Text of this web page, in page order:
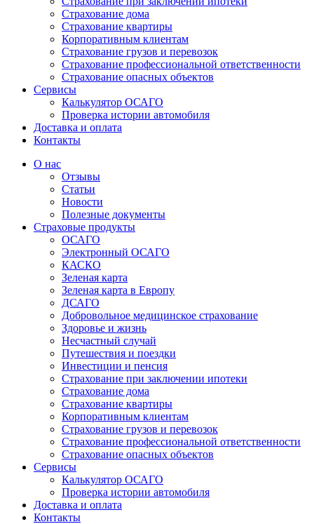
Страхование дома
Страхование квартиры
Корпоративным клиентам
Страхование грузов и перевозок
Страхование профессиональной ответственности
Страхование опасных объектов
Сервисы
Калькулятор ОСАГО
Проверка истории автомобиля
Доставка и оплата
Контакты
О нас
Отзывы
Статьи
Новости
Полезные документы
Страховые продукты
ОСАГО
Электронный ОСАГО
КАСКО
Зеленая карта
Зеленая карта в Европу
ДСАГО
Добровольное медицинское страхование
Здоровье и жизнь
Несчастный случай
Путешествия и поездки
Инвестиции и пенсия
Страхование при заключении ипотеки
Страхование дома
Страхование квартиры
Корпоративным клиентам
Страхование грузов и перевозок
Страхование профессиональной ответственности
Страхование опасных объектов
Сервисы
Калькулятор ОСАГО
Проверка истории автомобиля
Доставка и оплата
Контакты